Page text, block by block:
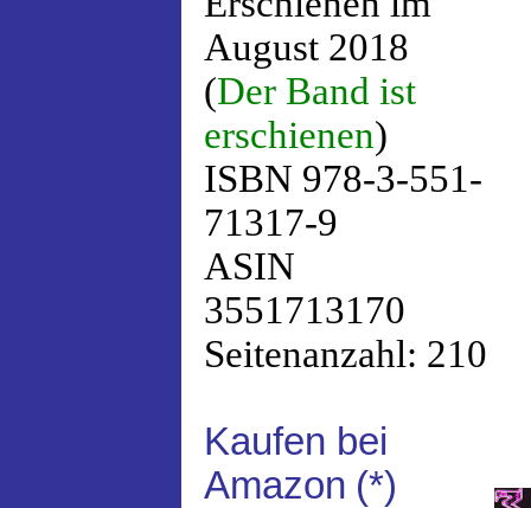
August 2018
(Der Band ist
erschienen)
ISBN 978-3-551-
71317-9
ASIN
3551713170
Seitenanzahl: 210
Kaufen bei
Amazon (*)